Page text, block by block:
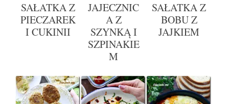
SAŁATKA Z
PIECZAREK
I CUKINII
JAJECZNIC
A Z
SZYNKĄ I
SZPINAKIE
M
SAŁATKA Z
BOBU Z
JAJKIEM